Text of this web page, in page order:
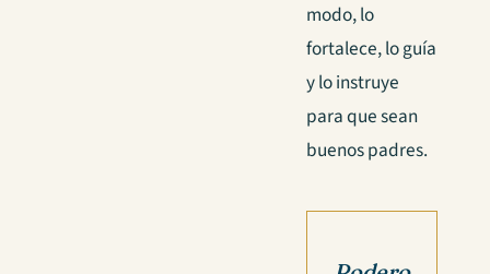
modo, lo
fortalece, lo guía
y lo instruye
para que sean
buenos padres.